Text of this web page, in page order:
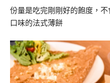
份量是吃完剛剛好的飽度，
口味的法式薄餅